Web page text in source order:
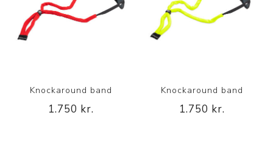
Knockaround band
1.750 kr.
Knockaround band
1.750 kr.